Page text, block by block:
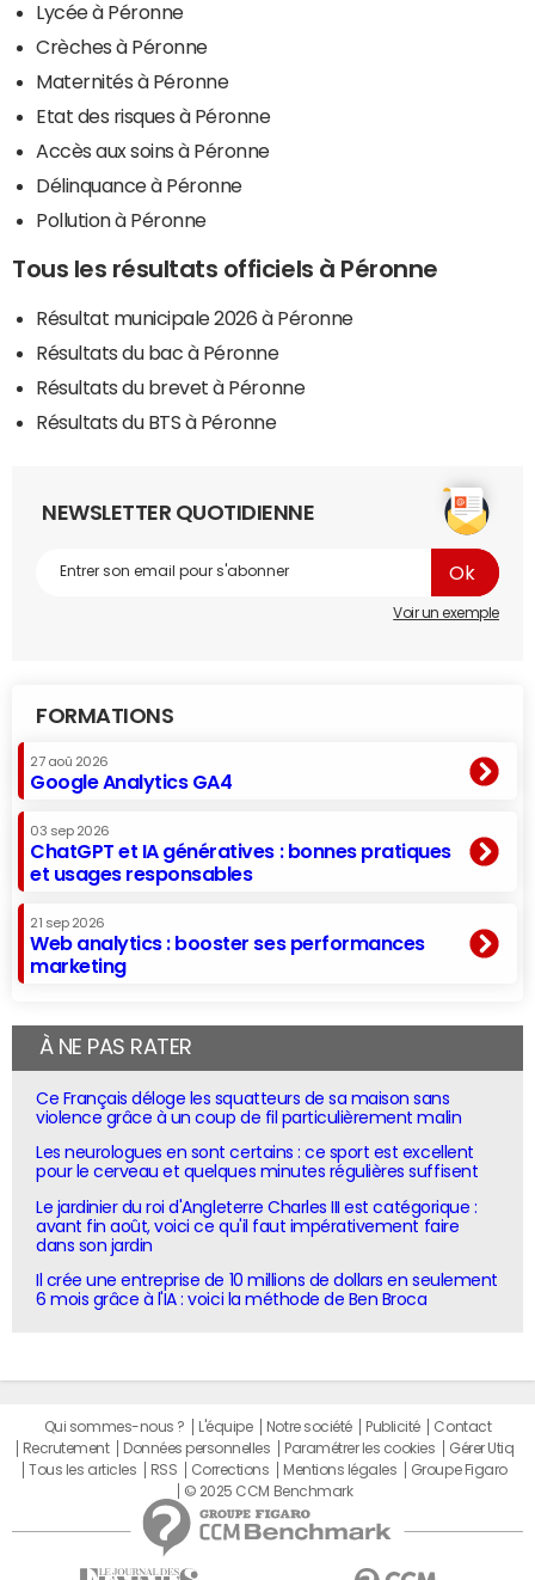
Lycée à Péronne
Crèches à Péronne
Maternités à Péronne
Etat des risques à Péronne
Accès aux soins à Péronne
Délinquance à Péronne
Pollution à Péronne
Tous les résultats officiels à Péronne
Résultat municipale 2026 à Péronne
Résultats du bac à Péronne
Résultats du brevet à Péronne
Résultats du BTS à Péronne
NEWSLETTER QUOTIDIENNE
Voir un exemple
FORMATIONS
27 aoû 2026
Google Analytics GA4
03 sep 2026
ChatGPT et IA génératives : bonnes pratiques
et usages responsables
21 sep 2026
Web analytics : booster ses performances
marketing
À NE PAS RATER
Ce Français déloge les squatteurs de sa maison sans
violence grâce à un coup de fil particulièrement malin
Les neurologues en sont certains : ce sport est excellent
pour le cerveau et quelques minutes régulières suffisent
Le jardinier du roi d'Angleterre Charles III est catégorique :
avant fin août, voici ce qu'il faut impérativement faire
dans son jardin
Il crée une entreprise de 10 millions de dollars en seulement
6 mois grâce à l'IA : voici la méthode de Ben Broca
Qui sommes-nous ? L'équipe Notre société Publicité
Contact
Recrutement
Données personnelles Paramétrer les cookies
Gérer Utiq
Tous les articles
RSS Corrections Mentions légales
Groupe Figaro
© 2025 CCM Benchmark